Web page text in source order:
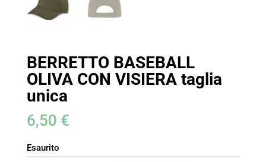
BERRETTO BASEBALL
OLIVA CON VISIERA taglia
unica
6,50 €
Esaurito